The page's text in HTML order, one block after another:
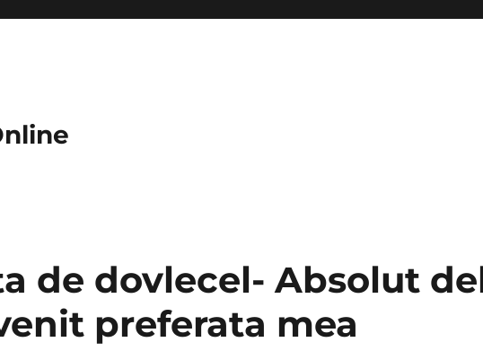
de dovlecel- Absolut
preferata mea